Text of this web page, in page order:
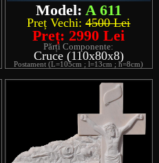
Model: A 611
Preț Vechi:4500 Lei
Preț: 2990 Lei
Părți Componente:
Cruce (110x80x8)
Postament (L=105cm ; l=13cm ; h=8cm)